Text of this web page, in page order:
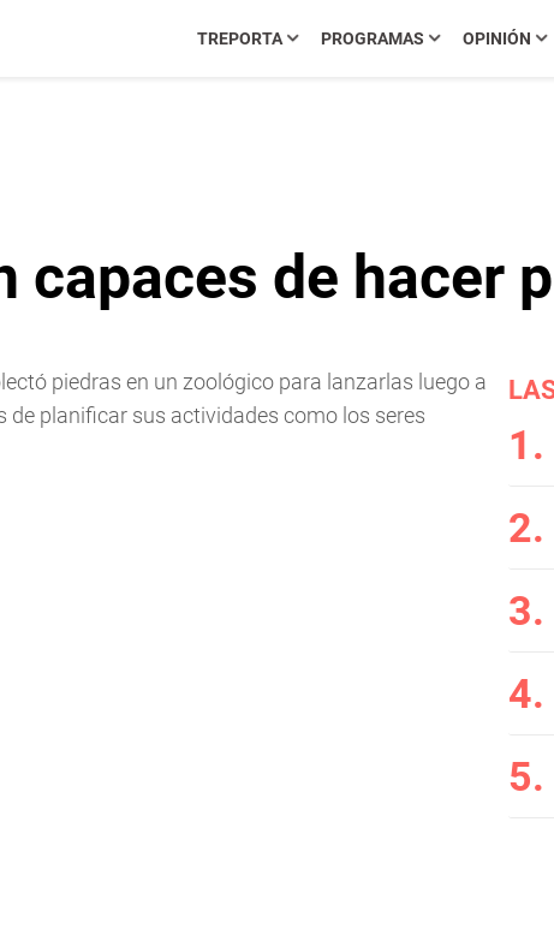
TREPORTA PROGRAMAS OPINIÓN
capaces de hacer
piedras en un zoológico para lanzarlas luego a
planificar sus actividades como los seres